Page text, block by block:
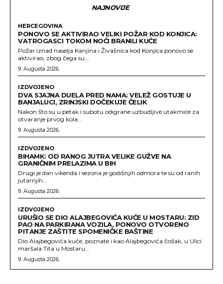
NAJNOVIJE
HERCEGOVINA
PONOVO SE AKTIVIRAO VELIKI POŽAR KOD KONJICA:
VATROGASCI TOKOM NOĆI BRANILI KUĆE
Požar iznad naselja Kanjina i Živašnica kod Konjica ponovo se
aktivirao, zbog čega su...
9. Augusta 2026.
IZDVOJENO
DVA SJAJNA DUELA PRED NAMA: VELEŽ GOSTUJE U
BANJALUCI, ZRINJSKI DOČEKUJE ČELIK
Nakon što su u petak i subotu odigrane uzbudljive utakmice za
otvaranje prvog kola...
9. Augusta 2026.
IZDVOJENO
BIHAMK: OD RANOG JUTRA VELIKE GUŽVE NA
GRANIČNIM PRELAZIMA U BIH
Drugi je dan vikenda i sezona je godišnjih odmora te su od ranih
jutarnjih...
9. Augusta 2026.
IZDVOJENO
URUŠIO SE DIO ALAJBEGOVIĆA KUĆE U MOSTARU: ZID
PAO NA PARKIRANA VOZILA, PONOVO OTVORENO
PITANJE ZAŠTITE SPOMENIČKE BAŠTINE
Dio Alajbegovića kuće, poznate i kao Alajbegovića čošak, u Ulici
maršala Tita u Mostaru...
9. Augusta 2026.